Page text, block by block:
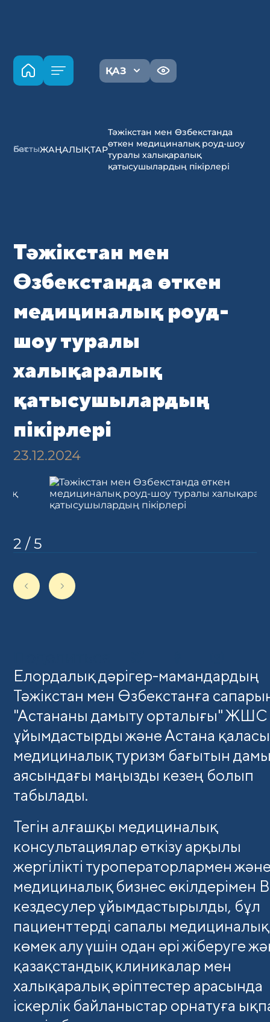
ҚАЗ
Басты бет ЖАҢАЛЫҚТАР
Тәжікстан мен Өзбекстанда
өткен медициналық роуд-шоу
туралы халықаралық
қатысушылардың пікірлері
Тәжікстан мен
Өзбекстанда өткен
медициналық роуд-
шоу туралы
халықаралық
қатысушылардың
пікірлері
23.12.2024
2 /5
Елордалық дәрігер-мамандардың
Тәжікстан мен Өзбекстанға
"Астананы дамыту орталығы" ЖШС
ұйымдастырды және Астана
медициналық туризм бағытын
аясындағы маңызды кезең болып
табылады.
Тегін алғашқы медициналық
консультациялар өткізу арқылы
жергілікті туроператорлармен
медициналық бизнес өкілдерімен
кездесулер ұйымдастырылды, бұл
пациенттерді сапалы медициналық
көмек алу үшін одан әрі жіберуге
қазақстандық клиникалар мен
халықаралық әріптестер арасында
іскерлік байланыстар орнатуға